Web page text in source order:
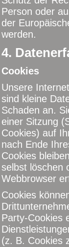
Person oder
der
werden.
4.
Cookies
Unsere
sind kleine
Schaden an.
einer Sitzung
Cookies) auf
nach Ende
Cookies
selbst löschen
Webbrowser
Cookies
Party-Cookies
(z. B. Cookies